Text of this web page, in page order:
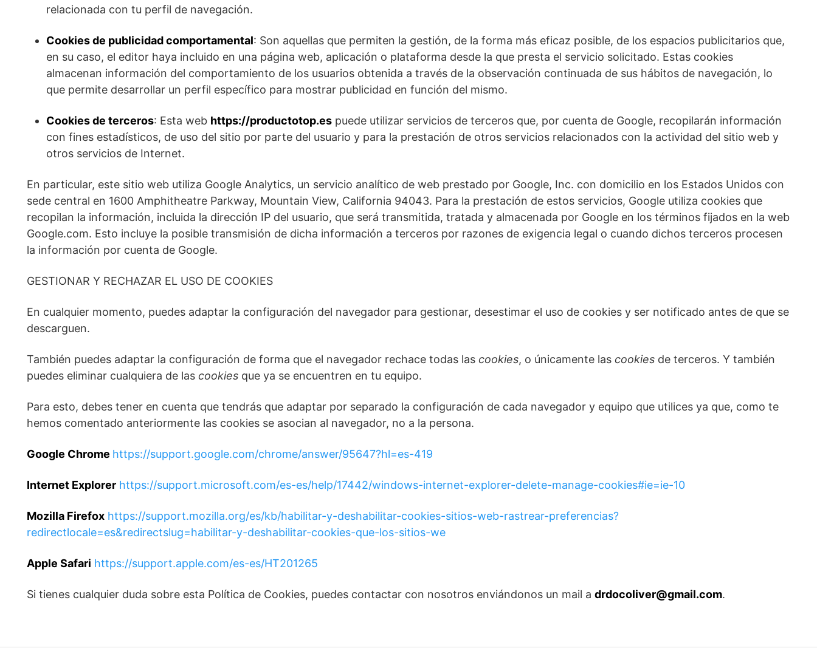
relacionada con tu perfil de navegación.
Cookies de publicidad comportamental: Son aquellas que permiten la gestión, de la forma más eficaz posible, de los espacios publicitarios que,
en su caso, el editor haya incluido en una página web, aplicación o plataforma desde la que presta el servicio solicitado. Estas cookies
almacenan información del comportamiento de los usuarios obtenida a través de la observación continuada de sus hábitos de navegación, lo
que permite desarrollar un perfil específico para mostrar publicidad en función del mismo.
Cookies de terceros: Esta web https://productotop.es puede utilizar servicios de terceros que, por cuenta de Google, recopilarán información
con fines estadísticos, de uso del sitio por parte del usuario y para la prestación de otros servicios relacionados con la actividad del sitio web y
otros servicios de Internet.
En particular, este sitio web utiliza Google Analytics, un servicio analítico de web prestado por Google, Inc. con domicilio en los Estados Unidos con
sede central en 1600 Amphitheatre Parkway, Mountain View, California 94043. Para la prestación de estos servicios, Google utiliza cookies que
recopilan la información, incluida la dirección IP del usuario, que será transmitida, tratada y almacenada por Google en los términos fijados en la web
Google.com. Esto incluye la posible transmisión de dicha información a terceros por razones de exigencia legal o cuando dichos terceros procesen
la información por cuenta de Google.
GESTIONAR Y RECHAZAR EL USO DE COOKIES
En cualquier momento, puedes adaptar la configuración del navegador para gestionar, desestimar el uso de cookies y ser notificado antes de que se
descarguen.
También puedes adaptar la configuración de forma que el navegador rechace todas las cookies, o únicamente las cookies de terceros. Y también
puedes eliminar cualquiera de las cookies que ya se encuentren en tu equipo.
Para esto, debes tener en cuenta que tendrás que adaptar por separado la configuración de cada navegador y equipo que utilices ya que, como te
hemos comentado anteriormente las cookies se asocian al navegador, no a la persona.
Google Chrome https://support.google.com/chrome/answer/95647?hl=es-419
Internet Explorer https://support.microsoft.com/es-es/help/17442/windows-internet-explorer-delete-manage-cookies#ie=ie-10
Mozilla Firefox https://support.mozilla.org/es/kb/habilitar-y-deshabilitar-cookies-sitios-web-rastrear-preferencias?
redirectlocale=es&redirectslug=habilitar-y-deshabilitar-cookies-que-los-sitios-we
Apple Safari https://support.apple.com/es-es/HT201265
Si tienes cualquier duda sobre esta Política de Cookies, puedes contactar con nosotros enviándonos un mail a drdocoliver@gmail.com.